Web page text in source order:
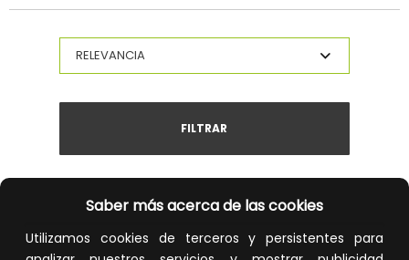
Saber más acerca de las cookies
Utilizamos cookies de terceros y persistentes para
FILTRAR